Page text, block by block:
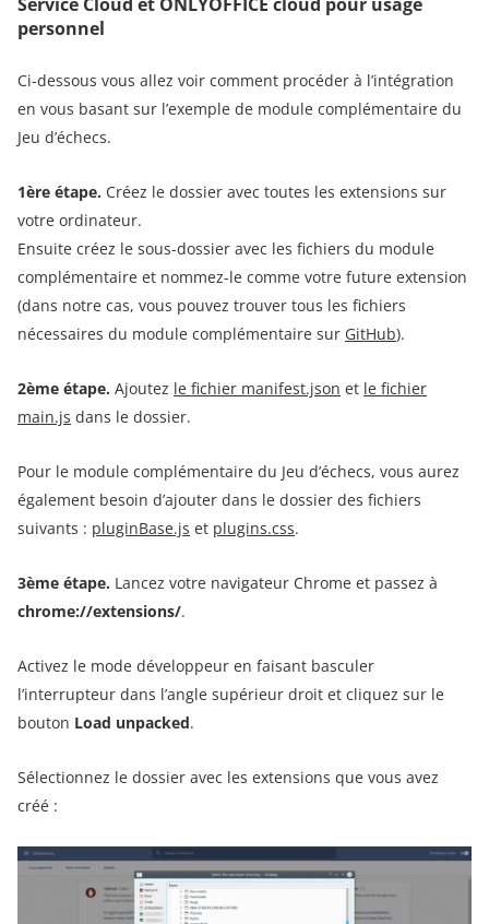
personnel
Ci-dessous vous allez voir comment procéder à l’intégration
en vous basant sur l’exemple de module complémentaire du
Jeu d’échecs.
1ère étape. Créez le dossier avec toutes les extensions sur
votre ordinateur.
Ensuite créez le sous-dossier avec les fichiers du module
complémentaire et nommez-le comme votre future extension
(dans notre cas, vous pouvez trouver tous les fichiers
nécessaires du module complémentaire sur GitHub).
2ème étape. Ajoutez le fichier manifest.json et le fichier
main.js dans le dossier.
Pour le module complémentaire du Jeu d’échecs, vous aurez
également besoin d’ajouter dans le dossier des fichiers
suivants : pluginBase.js et plugins.css.
3ème étape. Lancez votre navigateur Chrome et passez à
chrome://extensions/.
Activez le mode développeur en faisant basculer
l’interrupteur dans l’angle supérieur droit et cliquez sur le
bouton Load unpacked.
Sélectionnez le dossier avec les extensions que vous avez
créé :